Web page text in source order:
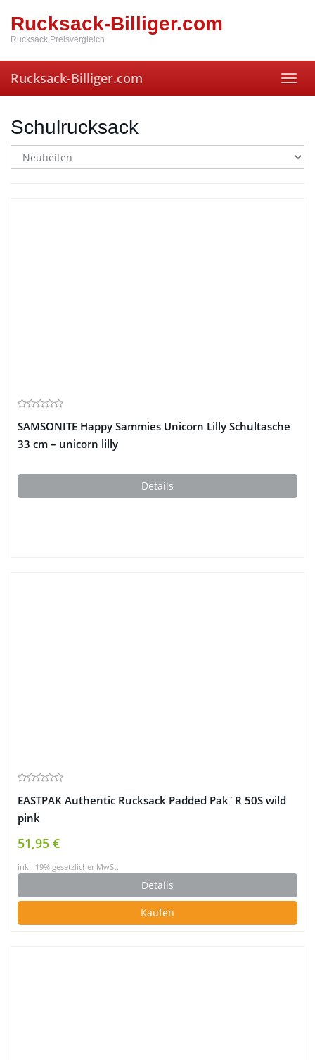
mainRucksack-Billiger.com
Rucksack Preisvergleich
Rucksack-Billiger.com
Schulrucksack
SAMSONITE Happy Sammies Unicorn Lilly Schultasche
33 cm – unicorn lilly
Details
EASTPAK Authentic Rucksack Padded Pak´R 50S wild
pink
51,95 €
inkl. 19% gesetzlicher MwSt.
Details
Kaufen